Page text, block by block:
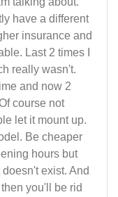
have a different
insurance and
Last 2 times I
really wasn't.
and now 2
course not
let it mount up.
Be cheaper
hours but
exist. And
you'll be rid